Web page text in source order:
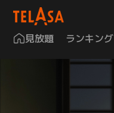
見放題 ランキング